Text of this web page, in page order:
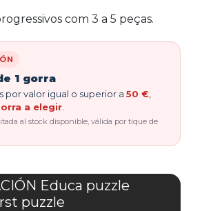
com 3 a 5 peças.
1 gorra
por valor igual o superior a 50 €
a elegir
al stock disponible, válida por tique de
Educa puzzle
puzzle